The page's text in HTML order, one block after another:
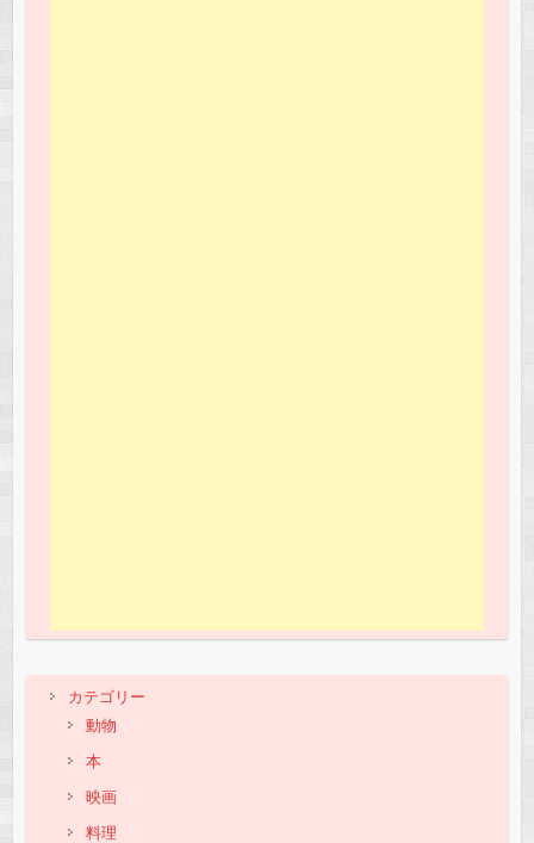
カテゴリー
動物
本
映画
料理